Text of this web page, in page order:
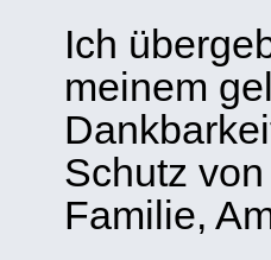
Ich
meinem
Schutz
Familie,